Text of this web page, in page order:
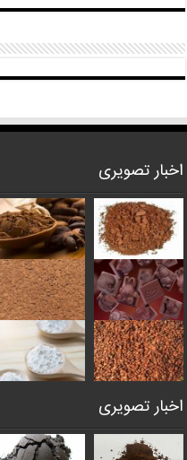
اخبار تصویری
اخبار تصویری